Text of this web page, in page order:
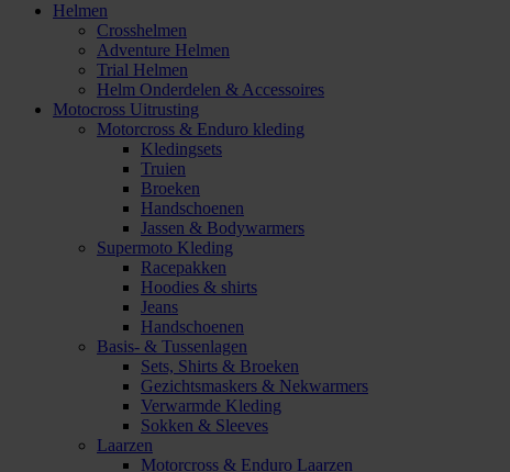
Helmen
Crosshelmen
Adventure Helmen
Trial Helmen
Helm Onderdelen & Accessoires
Motocross Uitrusting
Motorcross & Enduro kleding
Kledingsets
Truien
Broeken
Handschoenen
Jassen & Bodywarmers
Supermoto Kleding
Racepakken
Hoodies & shirts
Jeans
Handschoenen
Basis- & Tussenlagen
Sets, Shirts & Broeken
Gezichtsmaskers & Nekwarmers
Verwarmde Kleding
Sokken & Sleeves
Laarzen
Motorcross & Enduro Laarzen